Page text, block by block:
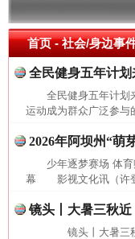
首页- 社会/身边事
全民健身五年计
全民健身五年计
运动成为群众广泛参与
2026年阿坝州“萌
少年逐梦赛场 体
幕 影视文化讯（许登
镜头丨大暑三秋近
镜头丨大暑三